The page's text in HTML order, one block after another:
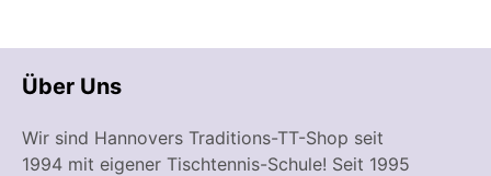
Über Uns
Wir sind Hannovers Traditions-TT-Shop seit
1994 mit eigener Tischtennis-Schule! Seit 1995